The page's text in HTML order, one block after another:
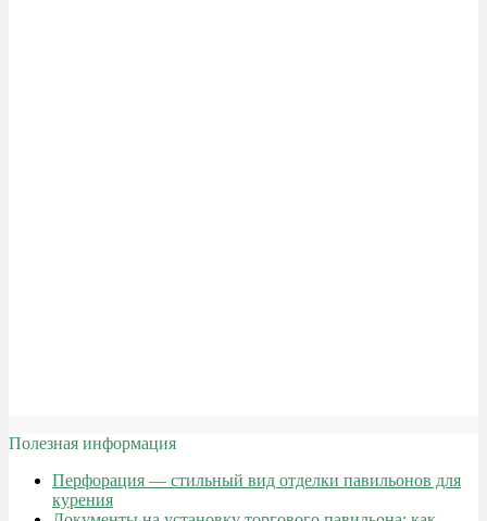
Полезная информация
Перфорация — стильный вид отделки павильонов для
курения